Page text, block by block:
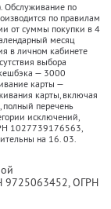
Обслуживание по
по правилам
от суммы покупки в 4
месяц
в личном кабинете
выбора
— 3000
карты —
карты, включая
полный перечень
исключений,
1027739176563,
на 16. 03.
9725063452, ОГРН